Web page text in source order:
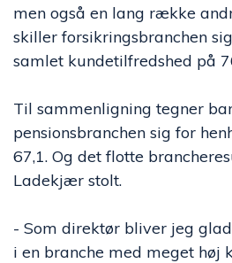
men også en lang række
skiller forsikringsbranchen
samlet kundetilfredshed på
Til sammenligning tegner
pensionsbranchen sig for
67,1. Og det flotte
Ladekjær stolt.
- Som direktør bliver jeg
i en branche med meget høj